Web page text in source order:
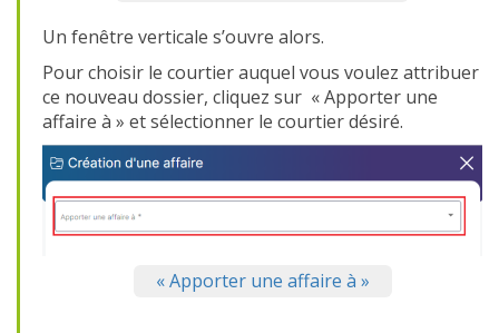
Un fenêtre verticale s’ouvre alors.
Pour choisir le courtier auquel vous voulez attribuer
ce nouveau dossier, cliquez sur « Apporter une
affaire à » et sélectionner le courtier désiré.
« Apporter une affaire à »